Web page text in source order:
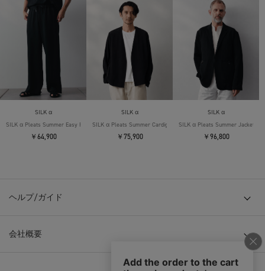
SILK α
SILK α Pleats Summer Easy Pants
￥64,900
SILK α
SILK α Pleats Summer Cardigan
￥75,900
SILK α
SILK α Pleats Summer Jacket
￥96,800
ヘルプ/ガイド
会社概要